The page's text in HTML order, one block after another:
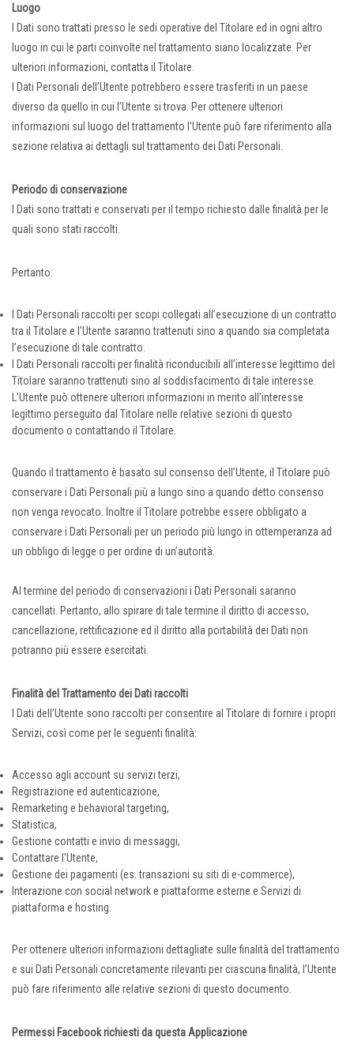
Luogo
I Dati sono trattati presso le sedi operative del Titolare ed in ogni altro
luogo in cui le parti coinvolte nel trattamento siano localizzate. Per
ulteriori informazioni, contatta il Titolare.
I Dati Personali dell’Utente potrebbero essere trasferiti in un paese
diverso da quello in cui l’Utente si trova. Per ottenere ulteriori
informazioni sul luogo del trattamento l’Utente può fare riferimento alla
sezione relativa ai dettagli sul trattamento dei Dati Personali.
Periodo di conservazione
I Dati sono trattati e conservati per il tempo richiesto dalle finalità per le
quali sono stati raccolti.
Pertanto:
I Dati Personali raccolti per scopi collegati all’esecuzione di un contratto
tra il Titolare e l’Utente saranno trattenuti sino a quando sia completata
l’esecuzione di tale contratto.
I Dati Personali raccolti per finalità riconducibili all’interesse legittimo del
Titolare saranno trattenuti sino al soddisfacimento di tale interesse.
L’Utente può ottenere ulteriori informazioni in merito all’interesse
legittimo perseguito dal Titolare nelle relative sezioni di questo
documento o contattando il Titolare.
Quando il trattamento è basato sul consenso dell’Utente, il Titolare può
conservare i Dati Personali più a lungo sino a quando detto consenso
non venga revocato. Inoltre il Titolare potrebbe essere obbligato a
conservare i Dati Personali per un periodo più lungo in ottemperanza ad
un obbligo di legge o per ordine di un’autorità.
Al termine del periodo di conservazioni i Dati Personali saranno
cancellati. Pertanto, allo spirare di tale termine il diritto di accesso,
cancellazione, rettificazione ed il diritto alla portabilità dei Dati non
potranno più essere esercitati.
Finalità del Trattamento dei Dati raccolti
I Dati dell’Utente sono raccolti per consentire al Titolare di fornire i propri
Servizi, così come per le seguenti finalità:
Accesso agli account su servizi terzi,
Registrazione ed autenticazione,
Remarketing e behavioral targeting,
Statistica,
Gestione contatti e invio di messaggi,
Contattare l'Utente,
Gestione dei pagamenti (es. transazioni su siti di e-commerce),
Interazione con social network e piattaforme esterne e Servizi di
piattaforma e hosting.
Per ottenere ulteriori informazioni dettagliate sulle finalità del trattamento
e sui Dati Personali concretamente rilevanti per ciascuna finalità, l’Utente
può fare riferimento alle relative sezioni di questo documento.
Permessi Facebook richiesti da questa Applicazione